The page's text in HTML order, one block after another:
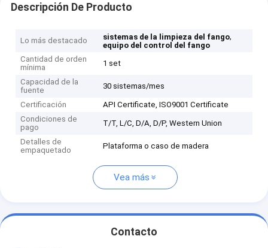
Descripción De Producto
Lo más destacado sistemas de la limpieza del fango,
equipo del control del fango
Cantidad de orden
mínima
1 set
Capacidad de la
fuente
30 sistemas/mes
Certificación
API Certificate, ISO9001 Certificate
Condiciones de
pago
T/T, L/C, D/A, D/P, Western Union
Detalles de
empaquetado
Plataforma o caso de madera
Vea más
Contacto